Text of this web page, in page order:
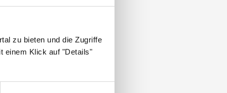
zu bieten und die Zugriffe
einem Klick auf "Details"